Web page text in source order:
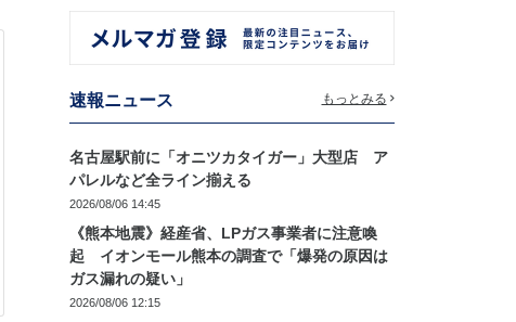
速報ニュース もっとみる
名古屋駅前に「オニツカタイガー」大型店 ア
パレルなど全ライン揃える
2026/08/06 14:45
《熊本地震》経産省、LPガス事業者に注意喚
起 イオンモール熊本の調査で「爆発の原因は
ガス漏れの疑い」
2026/08/06 12:15